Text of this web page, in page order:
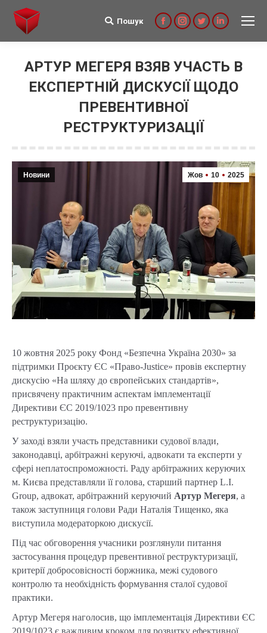
Search:
Пошук
FacebookInstagram
TwitterLinkedin
АРТУР МЕГЕРЯ ВЗЯВ УЧАСТЬ В
ЕКСПЕРТНІЙ ДИСКУСІЇ ЩОДО
ПРЕВЕНТИВНОЇ
РЕСТРУКТУРИЗАЦІЇ
Жов 10 2025
Новини
10 жовтня 2025 року Фонд «Безпечна Україна 2030» за
підтримки Проєкту ЄС «Право-Justice» провів експертну
дискусію «На шляху до європейських стандартів»,
присвячену практичним аспектам імплементації
Директиви ЄС 2019/1023 про превентивну
реструктуризацію.
У заході взяли участь представники судової влади,
законодавці, арбітражні керуючі, адвокати та експерти у
сфері неплатоспроможності. Раду арбітражних керуючих
м. Києва представляли її голова, старший партнер L.I.
Group, адвокат, арбітражний керуючий Артур Мегеря, а
також заступниця голови Ради Наталія Тищенко, яка
виступила модераторкою дискусії.
Під час обговорення учасники розглянули питання
застосування процедур превентивної реструктуризації,
критерії добросовісності боржника, межі судового
контролю та необхідність формування сталої судової
практики.
Артур Мегеря наголосив, що імплементація Директиви ЄС
2019/1023 є важливим кроком для розвитку ефективної